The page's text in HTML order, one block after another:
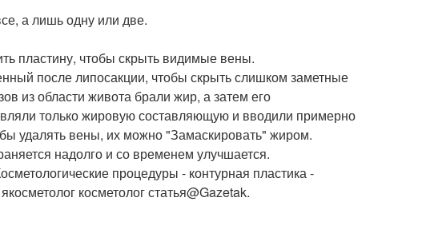
а лишь одну или две.
пластину, чтобы скрыть видимые вены.
после липосакции, чтобы скрыть слишком заметные
из области живота брали жир, а затем его
только жировую составляющую и вводили примерно
удалять вены, их можно "Замаскировать" жиром.
надолго и со временем улучшается.
процедуры - контурная пластика -
косметолог статья@Gazetak.